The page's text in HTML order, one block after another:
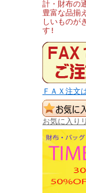
計・財布の
豊富な品揃
しいものが
す!
ＦＡＸ注文
お気に入り